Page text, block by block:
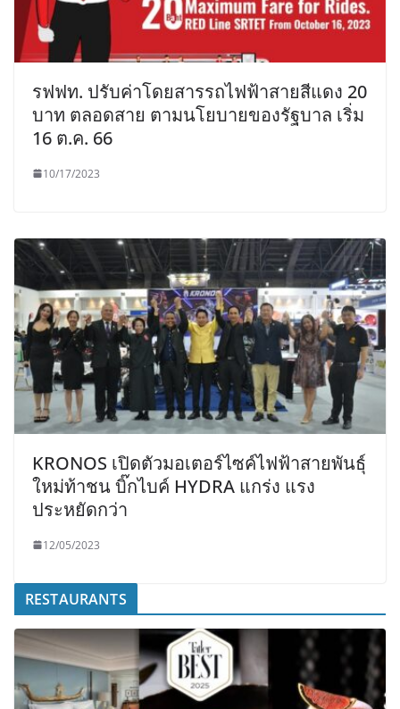
รฟฟท. ปรับค่าโดยสารรถไฟฟ้าสายสีแดง 20
บาท ตลอดสาย ตามนโยบายของรัฐบาล เริ่ม
16 ต.ค. 66
10/17/2023
KRONOS เปิดตัวมอเตอร์ไซค์ไฟฟ้าสายพันธุ์
ใหม่ท้าชน บิ๊กไบค์ HYDRA แกร่ง แรง
ประหยัดกว่า
12/05/2023
RESTAURANTS